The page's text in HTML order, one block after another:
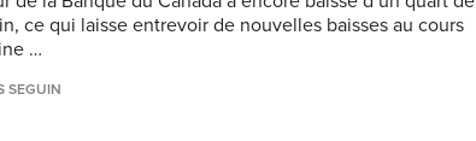
ce qui laisse entrevoir de nouvelles baisses au cours
…
SEGUIN